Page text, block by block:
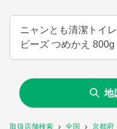
取扱店舗検索 全国 京都府
ニャンとも清潔トイ
ビーズ つめかえ
地